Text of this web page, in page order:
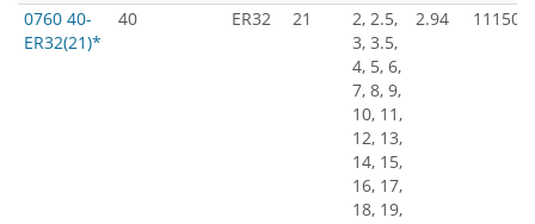
0760 40-
ER32(21)*
40 ER32 21
2, 2.5,
3, 3.5,
4, 5, 6,
7, 8, 9,
10, 11,
12, 13,
14, 15,
16, 17,
18, 19,
2.94 11150